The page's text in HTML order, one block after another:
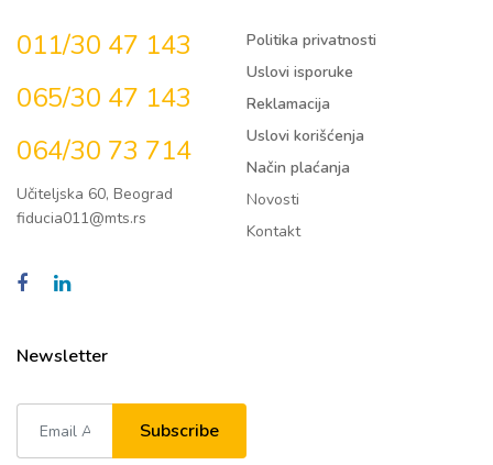
011/30 47 143
065/30 47 143
064/30 73 714
Učiteljska 60, Beograd
fiducia011@mts.rs
Politika privatnosti
Uslovi isporuke
Reklamacija
Uslovi korišćenja
Način plaćanja
Novosti
Kontakt
Newsletter
Subscribe